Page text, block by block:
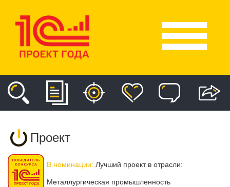
Проект
В номинации: Лучший проект в отрасли:
Металлургическая промышленность